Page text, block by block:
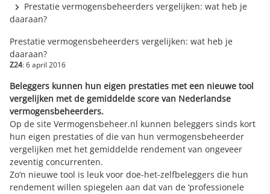
Prestatie vermogensbeheerders vergelijken: wat heb je
daaraan?
Prestatie vermogensbeheerders vergelijken: wat heb je
daaraan?
Z24: 6 april 2016
Beleggers kunnen hun eigen prestaties met een nieuwe tool
vergelijken met de gemiddelde score van Nederlandse
vermogensbeheerders.
Op de site Vermogensbeheer.nl kunnen beleggers sinds kort
hun eigen prestaties of die van hun vermogensbeheerder
vergelijken met het gemiddelde rendement van ongeveer
zeventig concurrenten.
Zo’n nieuwe tool is leuk voor doe-het-zelfbeleggers die hun
rendement willen spiegelen aan dat van de ‘professionele